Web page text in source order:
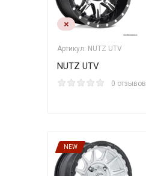
Артикул: NUTZ UTV
NUTZ UTV
0 отзывов
NEW